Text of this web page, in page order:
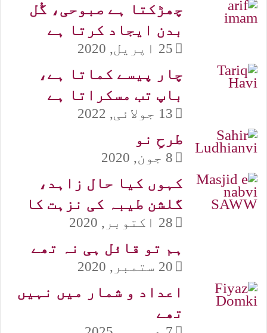
چھڑکتا ہے صبوحی، گُل
بدن ایجاد کرتا ہے
25 اپریل, 2020
چار پیسے کماتا ہے،
باپ تب مسکراتا ہے
13 جولائی, 2022
طرحِ نو
8 جون, 2020
کہوں کیا حال زاہد،
گلشن طیبہ کی نزہت کا
28 اکتوبر, 2020
ہم تو قائل ہی نہ تھے
20 ستمبر, 2020
اعداد و شمار میں نہیں
تھے